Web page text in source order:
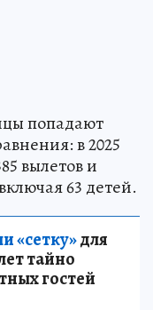
попадают
в 2025
вылетов и
63 детей.
«сетку»для
тайно
гостей